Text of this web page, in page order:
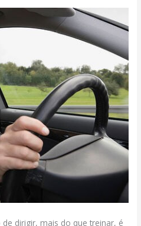
dirigir, mais do que treinar, é